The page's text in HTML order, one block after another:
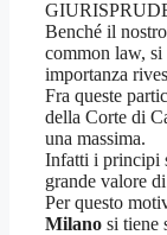
Benché il
common law, si
importanza
Fra queste
della Corte di
una massima.
Infatti i principi
grande valore
Per questo
Milano si tiene